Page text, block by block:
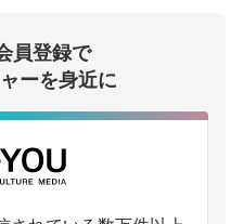
する
員登録で
ーを身近に